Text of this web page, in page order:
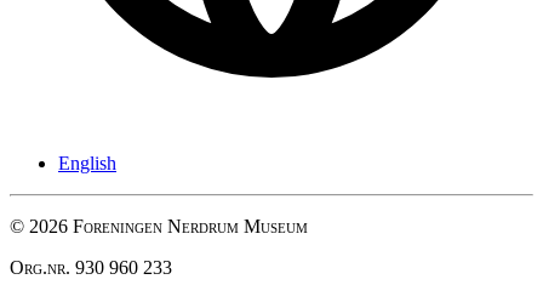
English
© 2026 Foreningen Nerdrum Museum
Org.nr. 930 960 233